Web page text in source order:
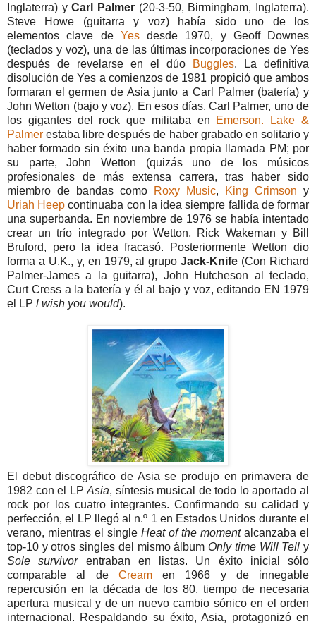
Inglaterra) yCarl Palmer (20-3-50, Birmingham, Inglaterra).
Steve Howe (guitarra y voz) había sido uno de los
elementos clave de Yesdesde 1970, y Geoff Downes
(teclados y voz), una de las últimas incorporaciones de Yes
después de revelarse en el dúo
Buggles. La definitiva
disolución de Yes a comienzos de 1981 propició que ambos
formaran el germen de Asia junto a Carl Palmer (batería) y
John Wetton (bajo y voz). En esos días, Carl Palmer, uno de
los gigantes del rock que militaba en Emerson. Lake &
Palmer estaba libre después de haber grabado en solitario y
haber formado sin éxito una banda propia llamada PM; por
su parte, John Wetton (quizás uno de los músicos
profesionales de más extensa carrera, tras haber sido
miembro de bandas como
Roxy Music, King Crimson y
Uriah Heep continuaba con la idea siempre fallida de formar
una superbanda. En noviembre de 1976 se había intentado
crear un trío integrado por Wetton, Rick Wakeman y Bill
Bruford, pero la idea fracasó. Posteriormente Wetton dio
forma a U.K., y, en 1979, al grupoJack-Knife (Con Richard
Palmer-James a la guitarra), John Hutcheson al teclado,
Curt Cress a la batería y él al bajo y voz, editando EN 1979
el LP l wish you would).
El debut discográfico de Asia se produjo en primavera de
1982 con el LPAsia, síntesis musical de todo lo aportado al
rock por los cuatro integrantes. Confirmando su calidad y
perfección, el LP llegó al n.º 1 en Estados Unidos durante el
verano, mientras el single Heat of the momentalcanzaba el
top-10 y otros singles del mismo álbum Only time Will Telly
Sole survivor entraban en listas. Un éxito inicial sólo
comparable al de Creamen 1966 y de innegable
repercusión en la década de los 80, tiempo de necesaria
apertura musical y de un nuevo cambio sónico en el orden
internacional. Respaldando su éxito, Asia, protagonizó en